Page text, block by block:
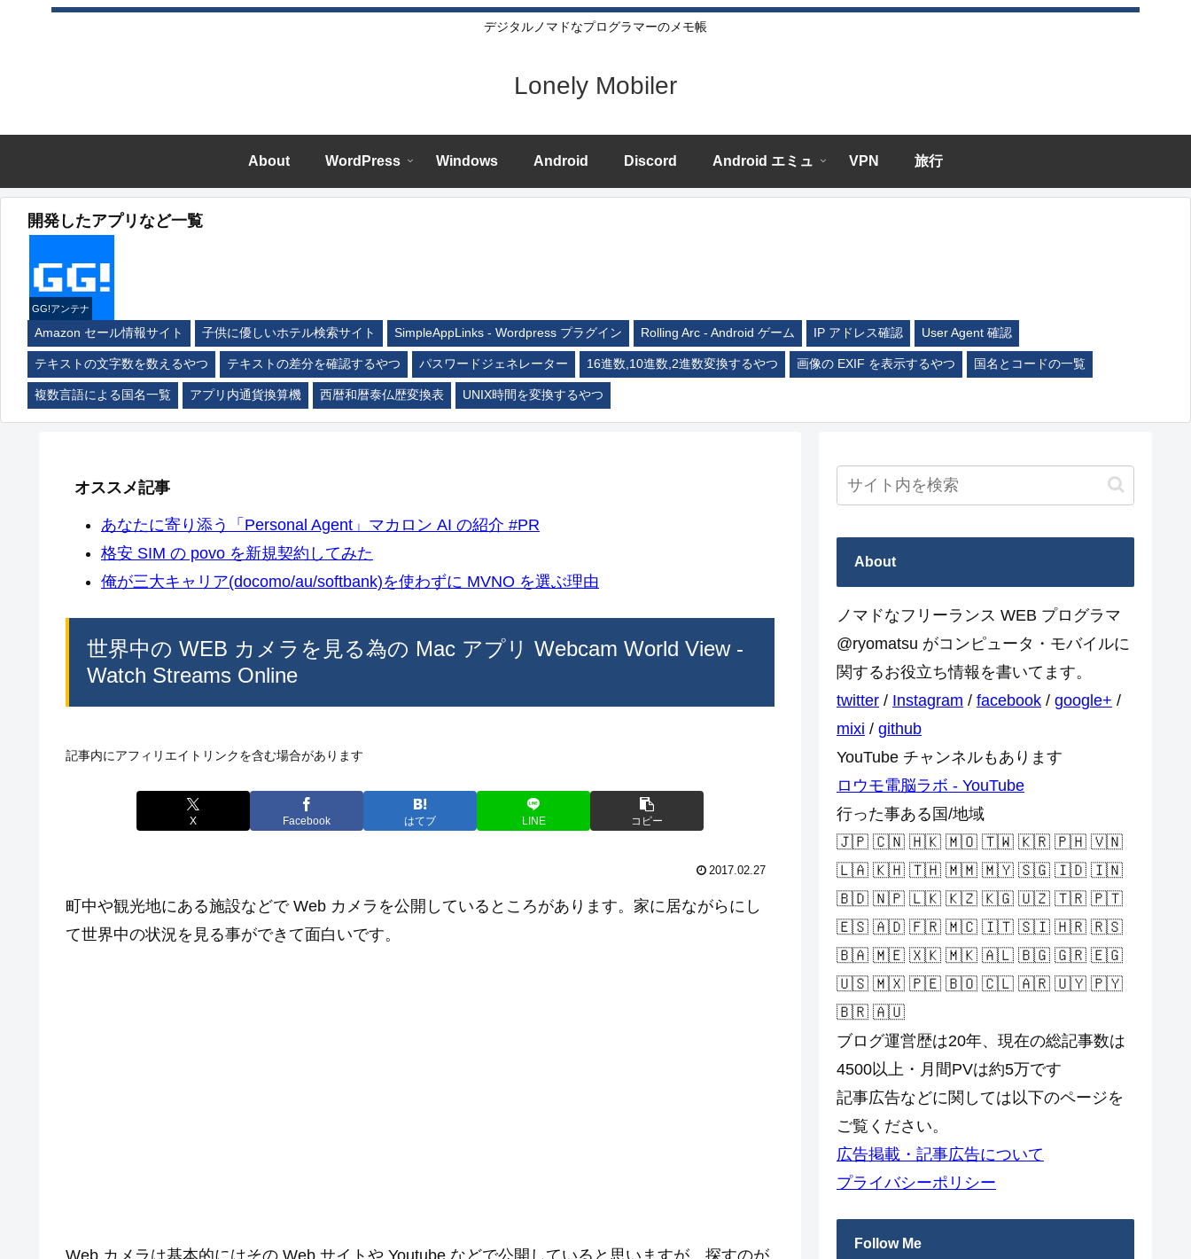
デジタルノマドなプログラマーのメモ帳
Lonely Mobiler
About WordPress Windows Android Discord Android エミュ VPN 旅行
開発したアプリなど一覧
GG!アンテナ
Amazon セール情報サイト 子供に優しいホテル検索サイト SimpleAppLinks - Wordpress プラグイン Rolling Arc - Android ゲーム IP アドレス確認 User Agent 確認
テキストの文字数を数えるやつ テキストの差分を確認するやつ パスワードジェネレーター 16進数,10進数,2進数変換するやつ 画像の EXIF を表示するやつ 国名とコードの一覧
複数言語による国名一覧 アプリ内通貨換算機 西暦和暦泰仏歴変換表 UNIX時間を変換するやつ
オススメ記事
あなたに寄り添う「Personal Agent」マカロン AI の紹介 #PR
格安 SIM の povo を新規契約してみた
俺が三大キャリア(docomo/au/softbank)を使わずに MVNO を選ぶ理由
世界中の WEB カメラを見る為の Mac アプリ Webcam World View -
Watch Streams Online
記事内にアフィリエイトリンクを含む場合があります
X Facebook はてブ LINE コピー
2017.02.27
町中や観光地にある施設などで Web カメラを公開しているところがあります。家に居ながらにし
て世界中の状況を見る事ができて面白いです。
About
ノマドなフリーランス WEB プログラマ
@ryomatsu がコンピュータ・モバイルに
関するお役立ち情報を書いてます。
twitter / Instagram / facebook / google+ /
mixi / github
YouTube チャンネルもあります
ロウモ電脳ラボ - YouTube
行った事ある国/地域
🇯🇵 🇨🇳 🇭🇰 🇲🇴 🇹🇼 🇰🇷 🇵🇭 🇻🇳
🇱🇦 🇰🇭 🇹🇭 🇲🇲 🇲🇾 🇸🇬 🇮🇩 🇮🇳
🇧🇩 🇳🇵 🇱🇰 🇰🇿 🇰🇬 🇺🇿 🇹🇷 🇵🇹
🇪🇸 🇦🇩 🇫🇷 🇲🇨 🇮🇹 🇸🇮 🇭🇷 🇷🇸
🇧🇦 🇲🇪 🇽🇰 🇲🇰 🇦🇱 🇧🇬 🇬🇷 🇪🇬
🇺🇸 🇲🇽 🇵🇪 🇧🇴 🇨🇱 🇦🇷 🇺🇾 🇵🇾
🇧🇷 🇦🇺
ブログ運営歴は20年、現在の総記事数は
4500以上・月間PVは約5万です
記事広告などに関しては以下のページを
ご覧ください。
広告掲載・記事広告について
プライバシーポリシー
Follow Me